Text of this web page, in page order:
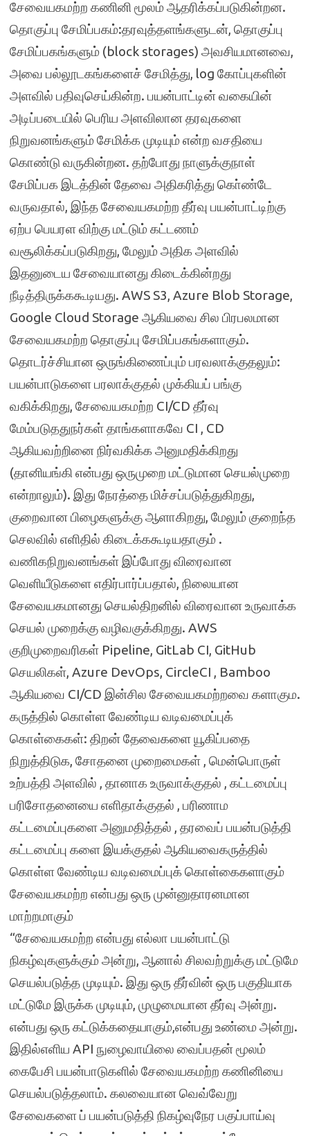
சேவையகமற்ற கணினி மூலம் ஆதரிக்கப்படுகின்றன.
தொகுப்பு சேமிப்பகம்:தரவுத்தளங்களுடன், தொகுப்பு
சேமிப்பகங்களும் (block storages) அவசியமானவை,
அவை பல்லூடகங்களைச் சேமித்து, log கோப்புகளின்
அளவில் பதிவுசெய்கின்ற. பயன்பாட்டின் வகையின்
அடிப்படையில் பெரிய அளவிலான தரவுகளை
நிறுவனங்களும் சேமிக்க முடியும் என்ற வசதியை
கொண்டு வருகின்றன. தற்போது நாளுக்குநாள்
சேமிப்பக இடத்தின் தேவை அதிகரித்து கொ்ண்டே
வருவதால், இந்த சேவையகமற்ற தீர்வு பயன்பாட்டிற்கு
ஏற்ப பெயரள விற்கு மட்டும் கட்டணம்
வசூலிக்கப்படுகிறது, மேலும் அதிக அளவில்
இதனுடைய சேவையானது கிடைக்கின்றது
நீடித்திருக்ககூடியது. AWS S3, Azure Blob Storage,
Google Cloud Storage ஆகியவை சில பிரபலமான
சேவையகமற்ற தொகுப்பு சேமிப்பகங்களாகும்.
தொடர்ச்சியான ஒருங்கிணைப்பும் பரவலாக்குதலும்:
பயன்பாடுகளை பரலாக்குதல் முக்கியப் பங்கு
வகிக்கிறது, சேவையகமற்ற CI/CD தீர்வு
மேம்படுததுநர்கள் தாங்களாகவே CI , CD
ஆகியவற்றினை நிர்வகிக்க அனுமதிக்கிறது
(தானியங்கி என்பது ஒருமுறை மட்டுமான செயல்முறை
என்றாலும்). இது நேரத்தை மிச்சப்படுத்துகிறது,
குறைவான பிழைகளுக்கு ஆளாகிறது, மேலும் குறைந்த
செலவில் எளிதில் கிடைக்ககூடியதாகும் .
வணிகநிறுவனங்கள் இப்போது விரைவான
வெளியீடுகளை எதிர்பார்ப்பதால், நிலையான
சேவையகமானது செயல்திறனில் விரைவான உருவாக்க
செயல் முறைக்கு வழிவகுக்கிறது. AWS
குறிமுறைவரிகள் Pipeline, GitLab CI, GitHub
செயலிகள், Azure DevOps, CircleCI , Bamboo
ஆகியவை CI/CD இன்சில சேவையகமற்றவை களாகும.
கருத்தில் கொள்ள வேண்டிய வடிவமைப்புக்
கொள்கைகள்: திறன் தேவைகளை யூகிப்பதை
நிறுத்திடுக, சோதனை முறைமைகள் , மென்பொருள்
உற்பத்தி அளவில் , தானாக உருவாக்குதல் , கட்டமைப்பு
பரிசோதனையை எளிதாக்குதல் , பரிணாம
கட்டமைப்புகளை அனுமதித்தல் , தரவைப் பயன்படுத்தி
கட்டமைப்பு களை இயக்குதல் ஆகியவைகருத்தில்
கொள்ள வேண்டிய வடிவமைப்புக் கொள்கைகளாகும்
சேவையகமற்ற என்பது ஒரு முன்னுதாரனமான
மாற்றமாகும்
“சேவையகமற்ற என்பது எல்லா பயன்பாட்டு
நிகழ்வுகளுக்கும் அன்று, ஆனால் சிலவற்றுக்கு மட்டுமே
செயல்படுத்த முடியும். இது ஒரு தீர்வின் ஒரு பகுதியாக
மட்டுமே இருக்க முடியும், முழுமையான தீர்வு அன்று.
என்பது ஒரு கட்டுக்கதையாகும்,என்பது உண்மை அன்று.
இதில்எளிய API நுழைவாயிலை வைப்பதன் மூலம்
கைபேசி பயன்பாடுகளில் சேவையகமற்ற கணினியை
செயல்படுத்தலாம். கலவையான வெவ்வேறு
சேவைகளை ப் பயன்படுத்தி நிகழ்வுநேர பகுப்பாய்வு